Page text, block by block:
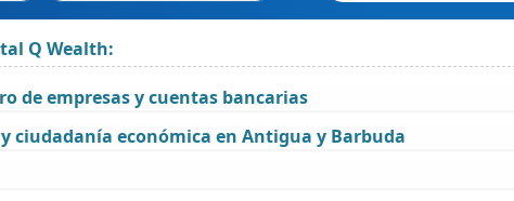
Q Wealth:
de empresas y cuentas bancarias
ciudadanía económica en Antigua y Barbuda